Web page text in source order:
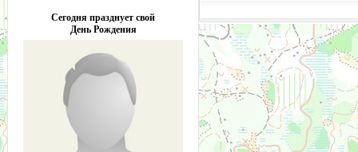
Сегодня празднует свой
День Рождения